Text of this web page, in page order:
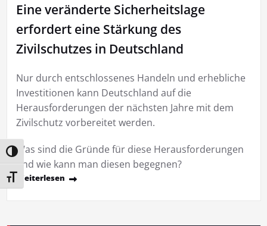
Umschalten auf hohe Kontraste
Schrift vergrößern
Eine veränderte Sicherheitslage
erfordert eine Stärkung des
Zivilschutzes in Deutschland
Nur durch entschlossenes Handeln und erhebliche
Investitionen kann Deutschland auf die
Herausforderungen der nächsten Jahre mit dem
Zivilschutz vorbereitet werden.
Was sind die Gründe für diese Herausforderungen
und wie kann man diesen begegnen?
Weiterlesen